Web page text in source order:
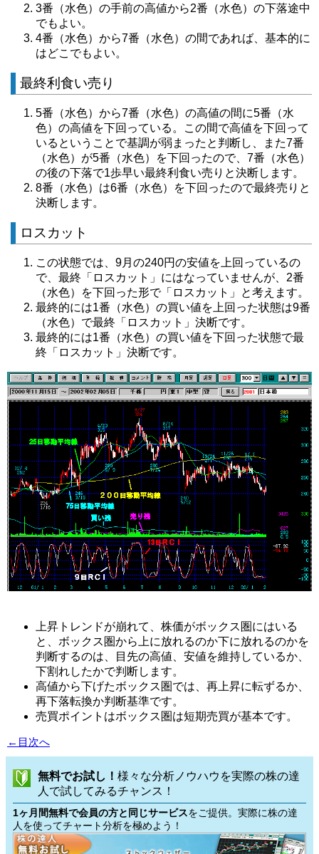
3番（水色）の手前の高値から2番（水色）の下落途中
でもよい。
4番（水色）から7番（水色）の間であれば、基本的に
はどこでもよい。
最終利食い売り
5番（水色）から7番（水色）の高値の間に5番（水
色）の高値を下回っている。この間で高値を下回って
いるということで基調が弱まったと判断し、また7番
（水色）が5番（水色）を下回ったので、7番（水色）
の後の下落で1歩早い最終利食い売りと決断します。
8番（水色）は6番（水色）を下回ったので最終売りと
決断します。
ロスカット
この状態では、9月の240円の安値を上回っているの
で、最終「ロスカット」にはなっていませんが、2番
（水色）を下回った形で「ロスカット」と考えます。
最終的には1番（水色）の買い値を上回った状態は9番
（水色）で最終「ロスカット」決断です。
最終的には1番（水色）の買い値を下回った状態で最
終「ロスカット」決断です。
上昇トレンドが崩れて、株価がボックス圏にはいる
と、ボックス圏から上に放れるのか下に放れるのかを
判断するのは、目先の高値、安値を維持しているか、
下割れしたかで判断します。
高値から下げたボックス圏では、再上昇に転ずるか、
再下落転換か判断基準です。
売買ポイントはボックス圏は短期売買が基本です。
←目次へ
無料でお試し！ 様々な分析ノウハウを実際の株の達
人で試してみるチャンス！
1ヶ月間無料で会員の方と同じサービスをご提供。実際に株の達
人を使ってチャート分析を極めよう！